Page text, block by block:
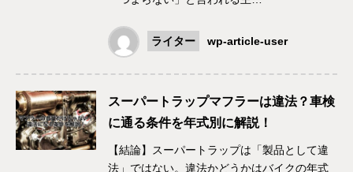
ライター wp-article-user
スーパートラップマフラーは違法？車検
に通る条件を年式別に解説！
【結論】スーパートラップは「製品として違
法」ではない。違法かどうかはバイクの年式